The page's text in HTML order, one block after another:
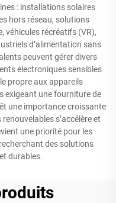
: installations solaires
hors réseau, solutions
véhicules récréatifs (VR),
d’alimentation sans
peuvent gérer divers
électroniques sensibles
propre aux appareils
exigeant une fourniture de
une importance croissante
s’accélère et
une priorité pour les
des solutions
durables.